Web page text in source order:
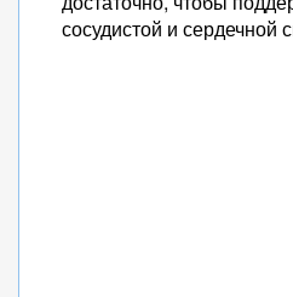
сосудистой и сердечной